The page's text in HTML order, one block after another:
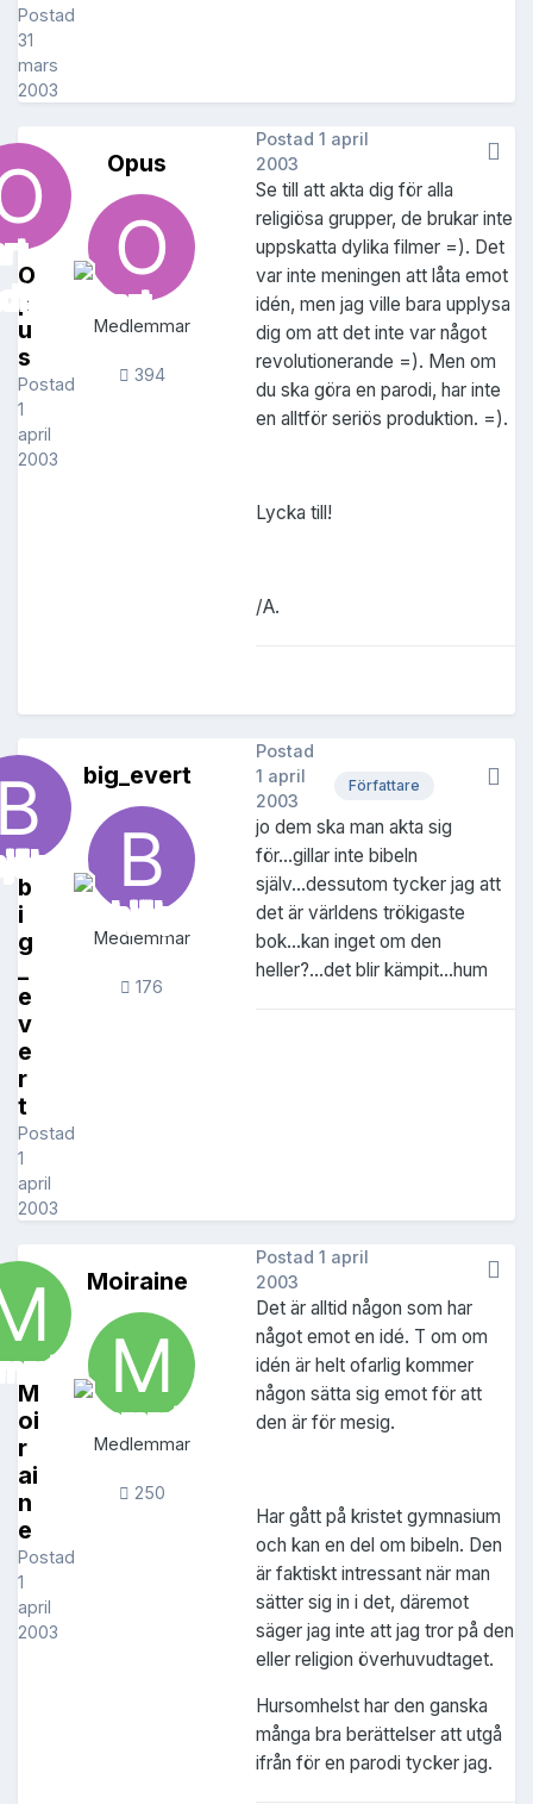
Postad
31
mars
2003
O
p
u
s
Postad
1
april
2003
Opus
Medlemmar
394
Postad 1 april
2003
Se till att akta dig för alla
religiösa grupper, de brukar inte
uppskatta dylika filmer =). Det
var inte meningen att låta emot
idén, men jag ville bara upplysa
dig om att det inte var något
revolutionerande =). Men om
du ska göra en parodi, har inte
en alltför seriös produktion. =).
Lycka till!
/A.
b
i
g
_
e
v
e
r
t
Postad
1
april
2003
big_evert
Medlemmar
176
Författare
Postad
1 april
2003
jo dem ska man akta sig
för...gillar inte bibeln
själv...dessutom tycker jag att
det är världens trökigaste
bok...kan inget om den
heller?...det blir kämpit...hum
M
oi
r
ai
n
e
Postad
1
april
2003
Moiraine
Medlemmar
250
Postad 1 april
2003
Det är alltid någon som har
något emot en idé. T om om
idén är helt ofarlig kommer
någon sätta sig emot för att
den är för mesig.
Har gått på kristet gymnasium
och kan en del om bibeln. Den
är faktiskt intressant när man
sätter sig in i det, däremot
säger jag inte att jag tror på den
eller religion överhuvudtaget.
Hursomhelst har den ganska
många bra berättelser att utgå
ifrån för en parodi tycker jag.